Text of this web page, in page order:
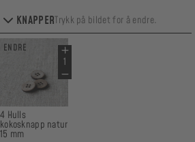
KNAPPERTrykk på bildet for å endre.
ENDRE
4 Hulls
kokosknapp natur
15 mm